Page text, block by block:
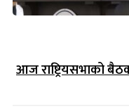
आज राष्ट्रियसभाको